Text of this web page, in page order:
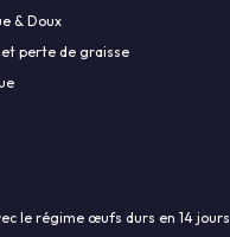
& Doux
perte de graisse
le régime œufs durs en 14 jours